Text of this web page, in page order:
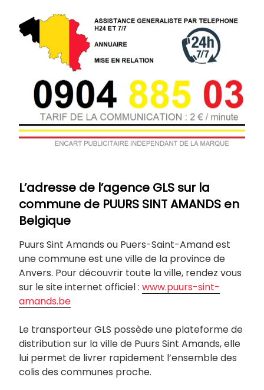
L’adresse de l’agence GLS sur la
commune de PUURS SINT AMANDS en
Belgique
Puurs Sint Amands ou Puers-Saint-Amand est
une commune est une ville de la province de
Anvers. Pour découvrir toute la ville, rendez vous
sur le site internet officiel : www.puurs-sint-
amands.be
Le transporteur GLS possède une plateforme de
distribution sur la ville de Puurs Sint Amands, elle
lui permet de livrer rapidement l’ensemble des
colis des communes proche.